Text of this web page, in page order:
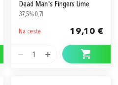
Dead Man's Fingers Lime
37,5% 0,7l
Na ceste 19,10 €
1